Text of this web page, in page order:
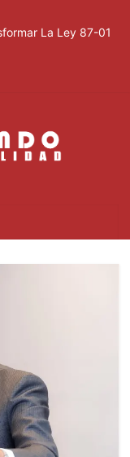
La Ley 87-01
Meses Impulsadas
Millones